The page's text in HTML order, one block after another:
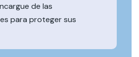
de las
para proteger sus